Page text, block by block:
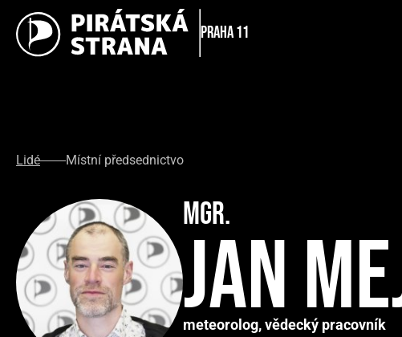
Praha 11
Lidé Místní předsednictvo
Mgr.
Jan
meteorolog, vědecký pracovník